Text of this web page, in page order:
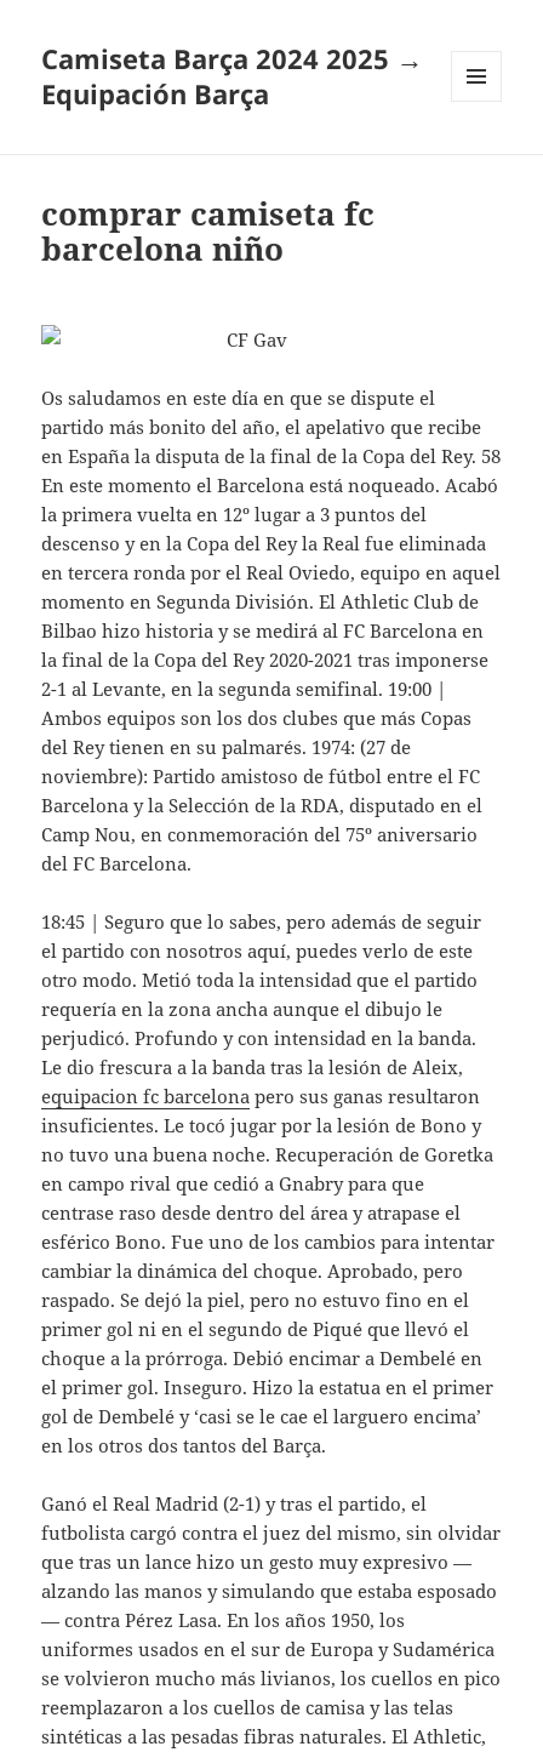
Camiseta Barça 2024 2025 →
Equipación Barça
comprar camiseta fc
barcelona niño
Os saludamos en este día en que se dispute el
partido más bonito del año, el apelativo que recibe
en España la disputa de la final de la Copa del Rey. 58
En este momento el Barcelona está noqueado. Acabó
la primera vuelta en 12º lugar a 3 puntos del
descenso y en la Copa del Rey la Real fue eliminada
en tercera ronda por el Real Oviedo, equipo en aquel
momento en Segunda División. El Athletic Club de
Bilbao hizo historia y se medirá al FC Barcelona en
la final de la Copa del Rey 2020-2021 tras imponerse
2-1 al Levante, en la segunda semifinal. 19:00 |
Ambos equipos son los dos clubes que más Copas
del Rey tienen en su palmarés. 1974: (27 de
noviembre): Partido amistoso de fútbol entre el FC
Barcelona y la Selección de la RDA, disputado en el
Camp Nou, en conmemoración del 75º aniversario
del FC Barcelona.
18:45 | Seguro que lo sabes, pero además de seguir
el partido con nosotros aquí, puedes verlo de este
otro modo. Metió toda la intensidad que el partido
requería en la zona ancha aunque el dibujo le
perjudicó. Profundo y con intensidad en la banda.
Le dio frescura a la banda tras la lesión de Aleix,
equipacion fc barcelona pero sus ganas resultaron
insuficientes. Le tocó jugar por la lesión de Bono y
no tuvo una buena noche. Recuperación de Goretka
en campo rival que cedió a Gnabry para que
centrase raso desde dentro del área y atrapase el
esférico Bono. Fue uno de los cambios para intentar
cambiar la dinámica del choque. Aprobado, pero
raspado. Se dejó la piel, pero no estuvo fino en el
primer gol ni en el segundo de Piqué que llevó el
choque a la prórroga. Debió encimar a Dembelé en
el primer gol. Inseguro. Hizo la estatua en el primer
gol de Dembelé y ‘casi se le cae el larguero encima’
en los otros dos tantos del Barça.
Ganó el Real Madrid (2-1) y tras el partido, el
futbolista cargó contra el juez del mismo, sin olvidar
que tras un lance hizo un gesto muy expresivo —
alzando las manos y simulando que estaba esposado
— contra Pérez Lasa. En los años 1950, los
uniformes usados en el sur de Europa y Sudamérica
se volvieron mucho más livianos, los cuellos en pico
reemplazaron a los cuellos de camisa y las telas
sintéticas a las pesadas fibras naturales. El Athletic,